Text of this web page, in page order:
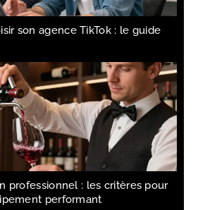
son agence TikTok : le guide
professionnel : les critères pour
performant